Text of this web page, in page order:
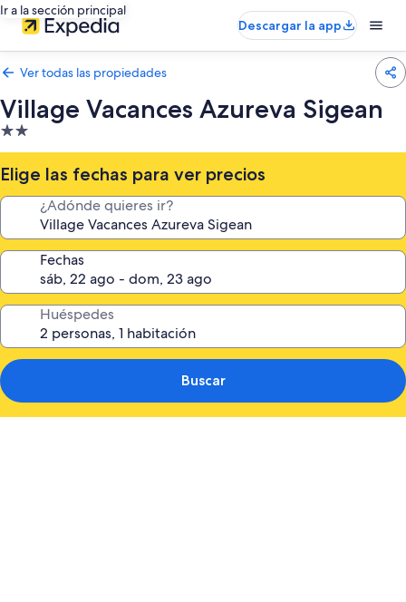
Ir a la sección principal
Descargar la app
Ver todas las propiedades
Village Vacances Azureva Sigean
Propiedad
de
2.0
estrellas
Elige las fechas para ver precios
¿Adónde quieres ir?
Fechas
Huéspedes
Buscar